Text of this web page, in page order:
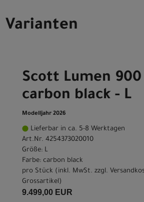
Varianten
Scott Lumen 900
carbon black - L
Modelljahr 2026
Lieferbar in ca. 5-8 Werktagen
Art.Nr. 4254373020010
Größe: L
Farbe: carbon black
pro Stück (inkl. MwSt. zzgl.
Grossartikel)
9.499,00 EUR